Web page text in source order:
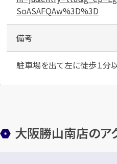
SoASAFQAw%3D%3D
備考
駐車場を出て左に徒歩１分
大阪勝山南店のア